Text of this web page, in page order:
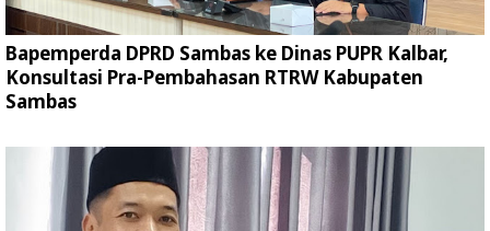
Bapemperda DPRD Sambas ke Dinas PUPR Kalbar,
Konsultasi Pra-Pembahasan RTRW Kabupaten
Sambas